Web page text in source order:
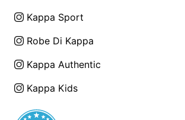
Kappa Sport
Robe Di Kappa
Kappa Authentic
Kappa Kids